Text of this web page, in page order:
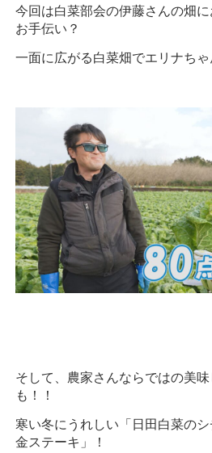
今回は白菜部会の伊藤さんの畑
お手伝い？
一面に広がる白菜畑でエリナちゃ
そして、農家さんならではの美
も！！
寒い冬にうれしい「日田白菜の
金ステーキ」！